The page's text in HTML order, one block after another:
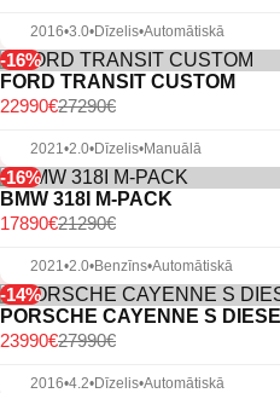
2016•3.0•Dīzelis•Automātiskā
-16%
FORD TRANSIT CUSTOM
27290€
22990€
2021•2.0•Dīzelis•Manuālā
-16%
BMW 318I M-PACK
21290€
17890€
2021•2.0•Benzīns•Automātiskā
-14%
PORSCHE CAYENNE S
27990€
23990€
2016•4.2•Dīzelis•Automātiskā